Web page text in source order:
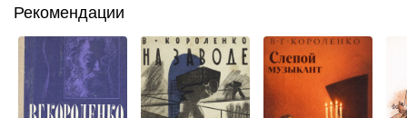
Рекомендации